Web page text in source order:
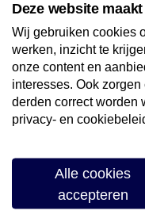
Volg ons op social
Deze website
Wij gebruiken cookies
werken, inzicht te
onze content en
interesses. Ook
derden correct worden
privacy- en
Alle cookies
accepteren